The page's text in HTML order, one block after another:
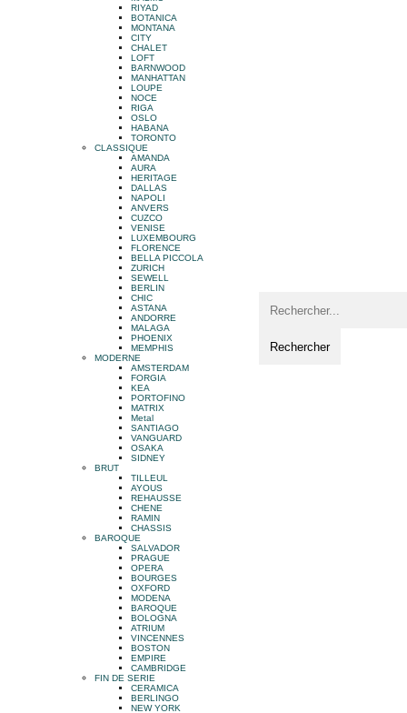
RIYAD
BOTANICA
MONTANA
CITY
CHALET
LOFT
BARNWOOD
MANHATTAN
LOUPE
NOCE
RIGA
OSLO
HABANA
TORONTO
CLASSIQUE
AMANDA
AURA
HERITAGE
DALLAS
NAPOLI
ANVERS
CUZCO
VENISE
LUXEMBOURG
FLORENCE
BELLA PICCOLA
ZURICH
SEWELL
BERLIN
CHIC
ASTANA
ANDORRE
MALAGA
PHOENIX
MEMPHIS
MODERNE
AMSTERDAM
FORGIA
KEA
PORTOFINO
MATRIX
Metal
SANTIAGO
VANGUARD
OSAKA
SIDNEY
BRUT
TILLEUL
AYOUS
REHAUSSE
CHENE
RAMIN
CHASSIS
BAROQUE
SALVADOR
PRAGUE
OPERA
BOURGES
OXFORD
MODENA
BAROQUE
BOLOGNA
ATRIUM
VINCENNES
BOSTON
EMPIRE
CAMBRIDGE
FIN DE SERIE
CERAMICA
BERLINGO
NEW YORK